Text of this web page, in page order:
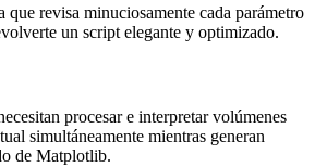
que revisa minuciosamente cada parámetro
un script elegante y optimizado.
procesar e interpretar volúmenes
simultáneamente mientras generan
de Matplotlib.